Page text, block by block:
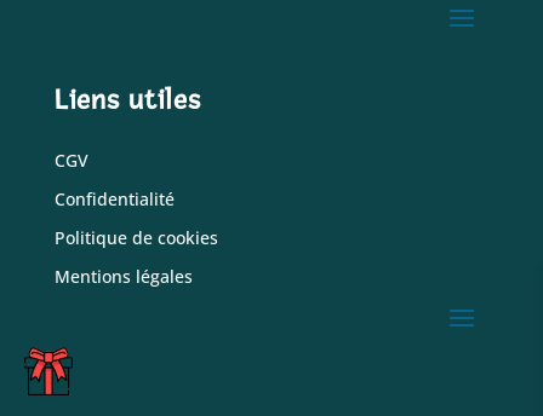
C
A
Liens utiles
CGV
Confidentialité
Politique de cookies
Mentions légales